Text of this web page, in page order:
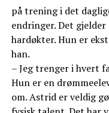
på trening i det
endringer. Det
hardøkter. Hun er
han.
– Jeg trenger i hvert
Hun er en
om. Astrid er veldig